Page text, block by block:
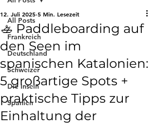
All Posts
Frankreich
Deutschland
Schweizer
Die Inseln
Spanien
🚣️ Paddleboarding auf
den Seen im
spanischen Katalonien:
5 großartige Spots +
praktische Tipps zur
Einhaltung der
12. Juli 2025 5 Min. Lesezeit